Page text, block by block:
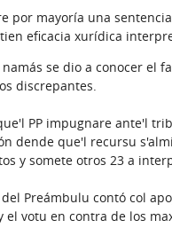
por mayoría una
eficacia xurídica
se dio a conocer el
discrepantes.
PP impugnare ante'l
dende que'l recursu
y somete otros 23 a
Preámbulu contó col
el votu en contra de los